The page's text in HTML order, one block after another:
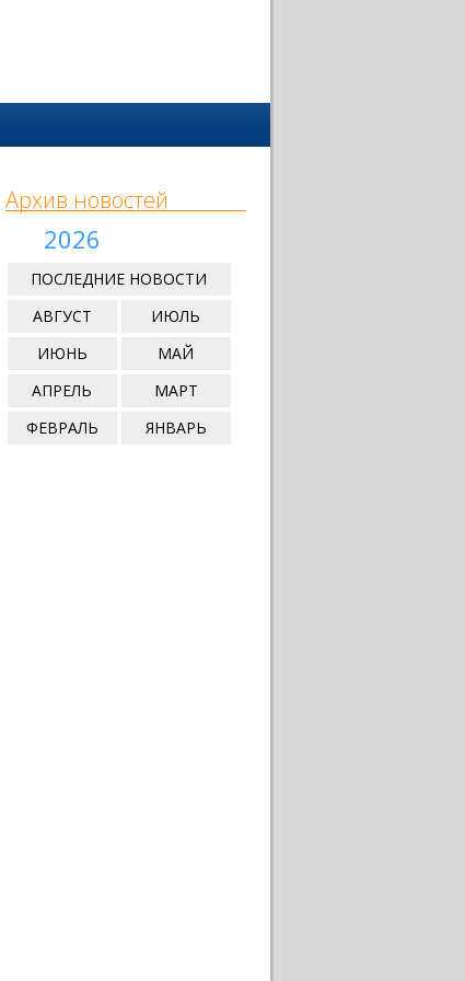
Архив новостей
2026
ПОСЛЕДНИЕ НОВОСТИ
АВГУСТ
ИЮЛЬ
ИЮНЬ
МАЙ
АПРЕЛЬ
МАРТ
ФЕВРАЛЬ
ЯНВАРЬ